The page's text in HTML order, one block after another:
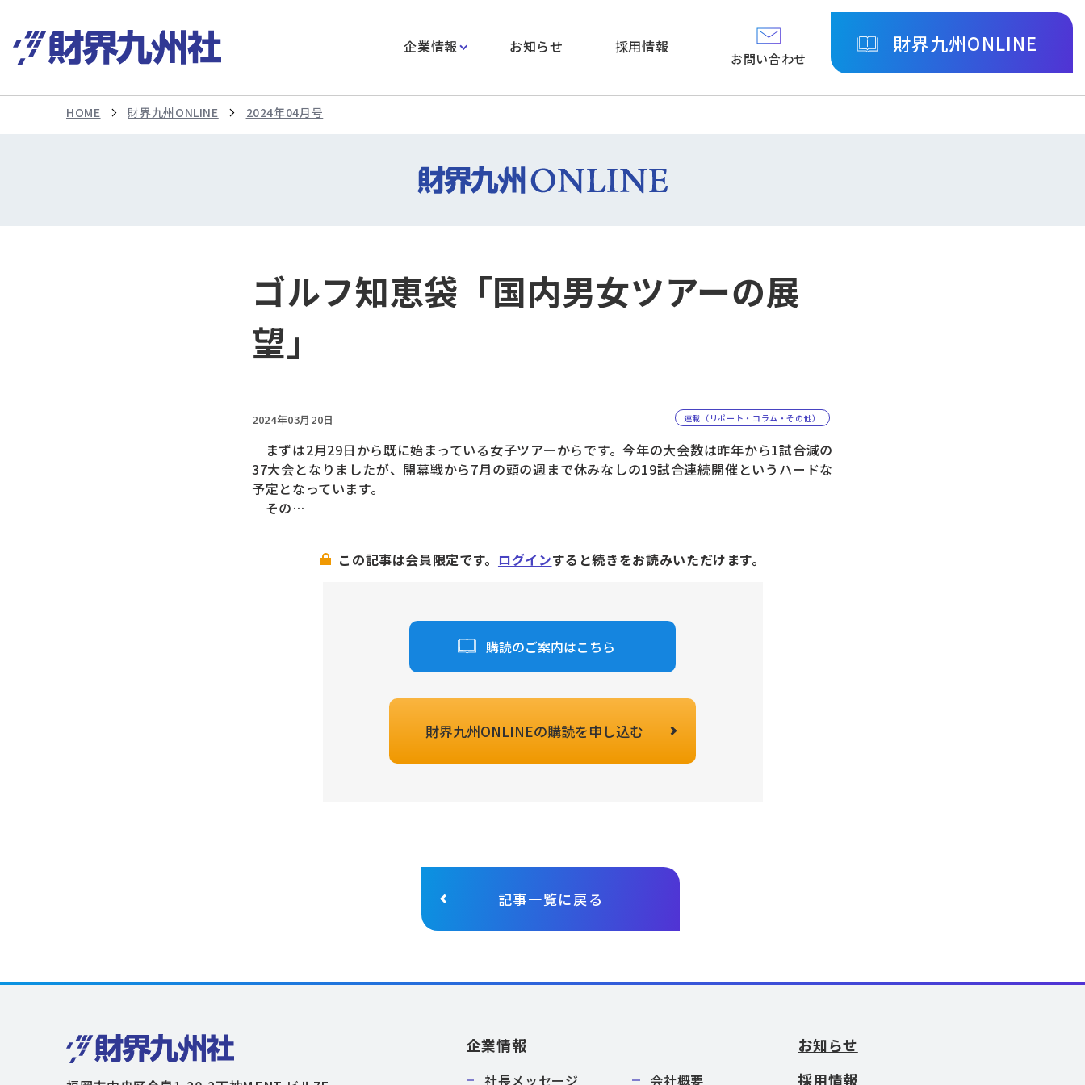
企業情報 お知らせ 採用情報
お問い合わせ
財界九州ONLINE
HOME 財界九州ONLINE 2024年04月号
ゴルフ知恵袋「国内男女ツアーの展
望」
2024年03月20日 連載（リポート・コラム・その他）
まずは2月29日から既に始まっている女子ツアーからです。今年の大会数は昨年から1試合減の
37大会となりましたが、開幕戦から7月の頭の週まで休みなしの19試合連続開催というハードな
予定となっています。
その…
この記事は会員限定です。 ログインすると続きをお読みいただけます。
購読のご案内はこちら
財界九州ONLINEの購読を申し込む
記事一覧に戻る
企業情報
社長メッセージ 会社概要
お知らせ
採用情報